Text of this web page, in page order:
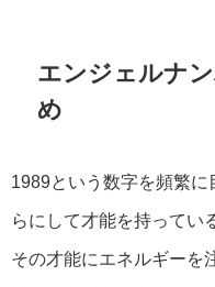
エンジェルナ
め
1989という数字を頻繁
らにして才能を持ってい
その才能にエネルギーを